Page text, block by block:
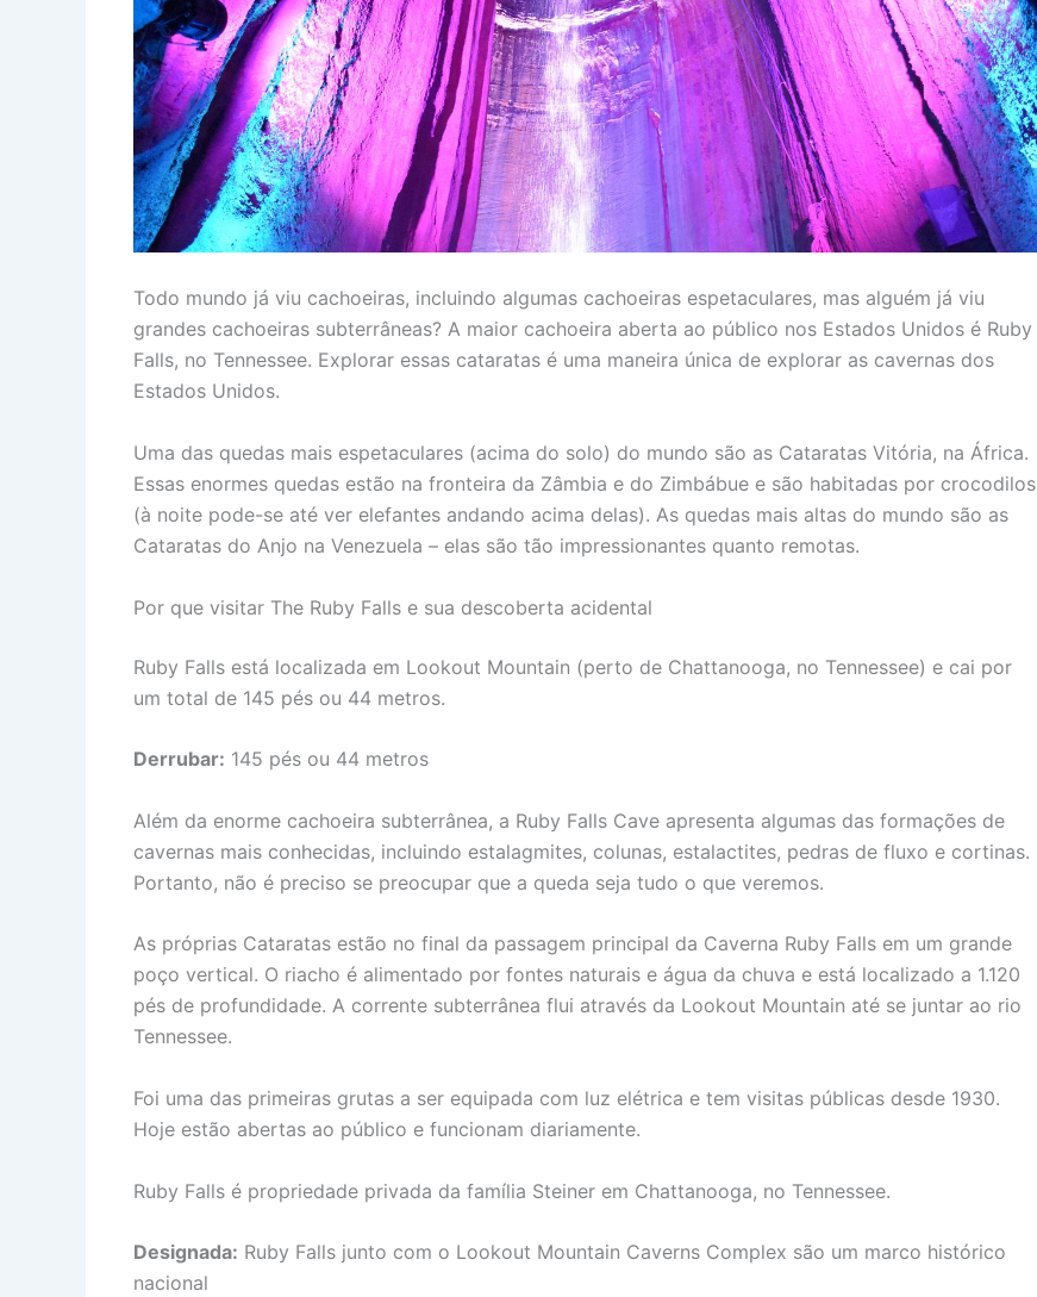
Todo mundo já viu cachoeiras, incluindo algumas cachoeiras espetaculares, mas alguém já viu
grandes cachoeiras subterrâneas? A maior cachoeira aberta ao público nos Estados Unidos é Ruby
Falls, no Tennessee. Explorar essas cataratas é uma maneira única de explorar as cavernas dos
Estados Unidos.
Uma das quedas mais espetaculares (acima do solo) do mundo são as Cataratas Vitória, na África.
Essas enormes quedas estão na fronteira da Zâmbia e do Zimbábue e são habitadas por crocodilos
(à noite pode-se até ver elefantes andando acima delas). As quedas mais altas do mundo são as
Cataratas do Anjo na Venezuela – elas são tão impressionantes quanto remotas.
Por que visitar The Ruby Falls e sua descoberta acidental
Ruby Falls está localizada em Lookout Mountain (perto de Chattanooga, no Tennessee) e cai por
um total de 145 pés ou 44 metros.
Derrubar: 145 pés ou 44 metros
Além da enorme cachoeira subterrânea, a Ruby Falls Cave apresenta algumas das formações de
cavernas mais conhecidas, incluindo estalagmites, colunas, estalactites, pedras de fluxo e cortinas.
Portanto, não é preciso se preocupar que a queda seja tudo o que veremos.
As próprias Cataratas estão no final da passagem principal da Caverna Ruby Falls em um grande
poço vertical. O riacho é alimentado por fontes naturais e água da chuva e está localizado a 1.120
pés de profundidade. A corrente subterrânea flui através da Lookout Mountain até se juntar ao rio
Tennessee.
Foi uma das primeiras grutas a ser equipada com luz elétrica e tem visitas públicas desde 1930.
Hoje estão abertas ao público e funcionam diariamente.
Ruby Falls é propriedade privada da família Steiner em Chattanooga, no Tennessee.
Designada: Ruby Falls junto com o Lookout Mountain Caverns Complex são um marco histórico
nacional